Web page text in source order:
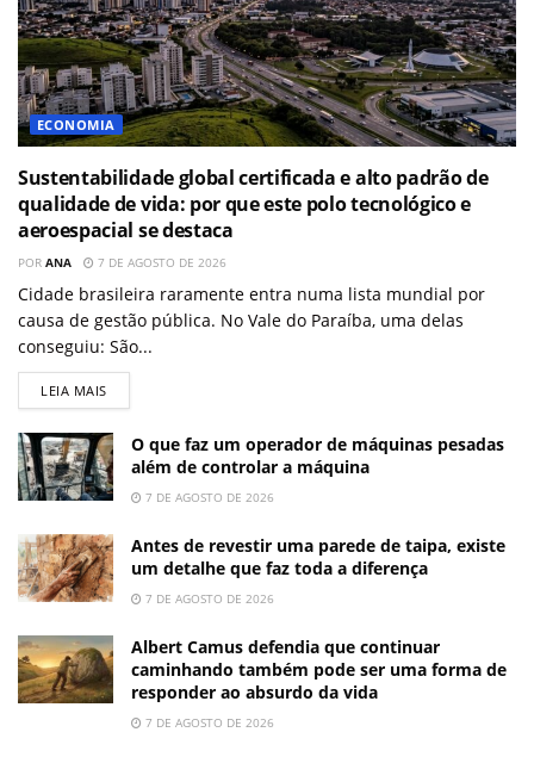
ECONOMIA
Sustentabilidade global certificada e alto padrão de
qualidade de vida: por que este polo tecnológico e
aeroespacial se destaca
POR ANA 7 DE AGOSTO DE 2026
Cidade brasileira raramente entra numa lista mundial por
causa de gestão pública. No Vale do Paraíba, uma delas
conseguiu: São...
LEIA MAIS
O que faz um operador de máquinas pesadas
além de controlar a máquina
7 DE AGOSTO DE 2026
Antes de revestir uma parede de taipa, existe
um detalhe que faz toda a diferença
7 DE AGOSTO DE 2026
Albert Camus defendia que continuar
caminhando também pode ser uma forma de
responder ao absurdo da vida
7 DE AGOSTO DE 2026